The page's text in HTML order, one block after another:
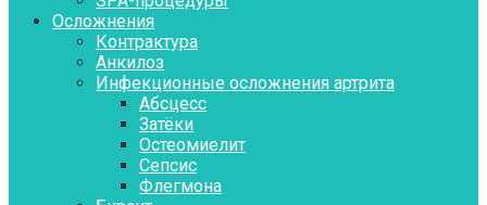
Осложнения
Контрактура
Aнкилоз
Инфекционные осложнения артрита
Абсцесс
Затёки
Остеомиелит
Сепсис
Флегмона